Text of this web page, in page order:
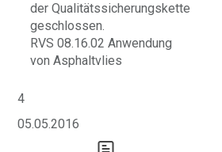
der Qualitätssicherungskette
geschlossen.
RVS 08.16.02 Anwendung
von Asphaltvlies
4
05.05.2016